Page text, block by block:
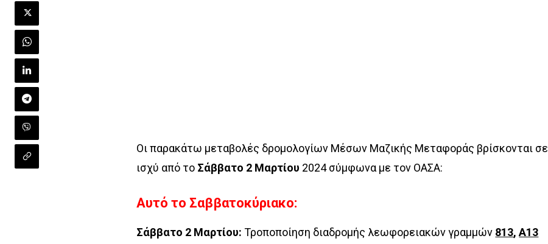
Οι παρακάτω μεταβολές δρομολογίων Μέσων Μαζικής Μεταφοράς βρίσκονται σε
ισχύ από το Σάββατο 2 Μαρτίου 2024 σύμφωνα με τον ΟΑΣΑ:
Αυτό το Σαββατοκύριακο:
Σάββατο 2 Μαρτίου: Τροποποίηση διαδρομής λεωφορειακών γραμμών 813,Α13